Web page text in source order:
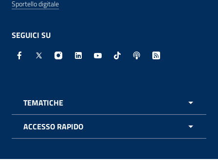
Sportello digitale
SEGUICI SU
Facebook - Sito esterno - Apertura in nuova finestra
X - Sito esterno - Apertura in nuova finestra
Instagram - Sito esterno - Apertura in
Linkedin - Sito esterno - Apertura in
Youtube - Sito esterno -
TikTok - Sito esterno -
Spreaker - Sito
Feed RSS -
TEMATICHE
ACCESSO RAPIDO